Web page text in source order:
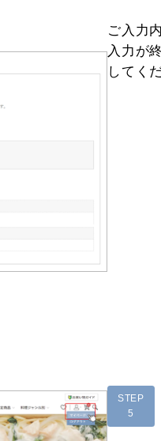
ご入力
入力が
してく
STEP
5